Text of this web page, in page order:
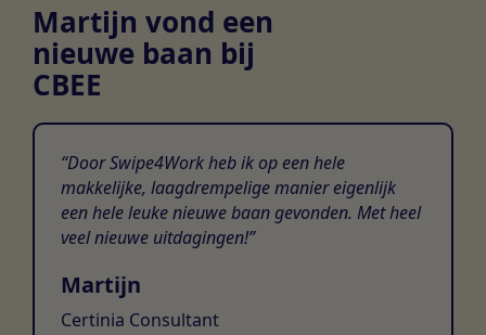
Martijn vond een
nieuwe baan bij
CBEE
Door Swipe4Work heb ik op een hele
makkelijke, laagdrempelige manier eigenlijk
een hele leuke nieuwe baan gevonden. Met heel
veel nieuwe uitdagingen!
Martijn
Certinia Consultant